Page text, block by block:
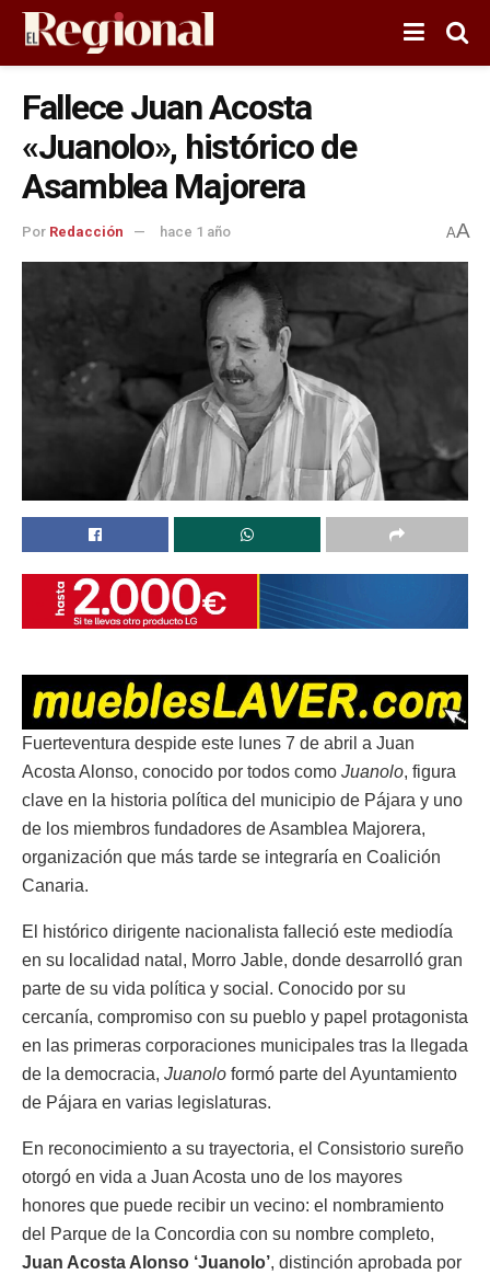
Fallece Juan Acosta
«Juanolo», histórico de
Asamblea Majorera
Por Redacción hace 1 año AA
Fuerteventura despide este lunes 7 de abril a Juan
Acosta Alonso, conocido por todos como Juanolo, figura
clave en la historia política del municipio de Pájara y uno
de los miembros fundadores de Asamblea Majorera,
organización que más tarde se integraría en Coalición
Canaria.
El histórico dirigente nacionalista falleció este mediodía
en su localidad natal, Morro Jable, donde desarrolló gran
parte de su vida política y social. Conocido por su
cercanía, compromiso con su pueblo y papel protagonista
en las primeras corporaciones municipales tras la llegada
de la democracia, Juanolo formó parte del Ayuntamiento
de Pájara en varias legislaturas.
En reconocimiento a su trayectoria, el Consistorio sureño
otorgó en vida a Juan Acosta uno de los mayores
honores que puede recibir un vecino: el nombramiento
del Parque de la Concordia con su nombre completo,
Juan Acosta Alonso ‘Juanolo’, distinción aprobada por